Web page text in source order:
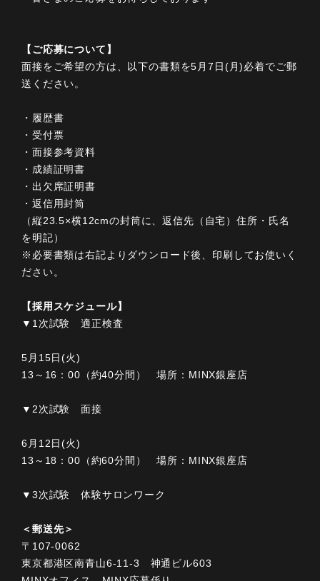
【ご応募について】
面接をご希望の方は、以下の書類を5月7日(月)必着でご郵
送ください。
・履歴書
・受付票
・面接参考資料
・成績証明書
・出欠席証明書
・返信用封筒
（縦23.5×横12cmの封筒に、返信先（自宅）住所・氏名
を明記）
※必要書類は右記よりダウンロード後、印刷してお使いく
ださい。
【採用スケジュール】
▼1次試験 適正検査
5月15日(火)
13～16：00（約40分間） 場所：MINX銀座店
▼2次試験 面接
6月12日(火)
13～18：00（約60分間） 場所：MINX銀座店
▼3次試験 体験サロンワーク
＜郵送先＞
〒107-0062
東京都港区南青山6-11-3 神通ビル603